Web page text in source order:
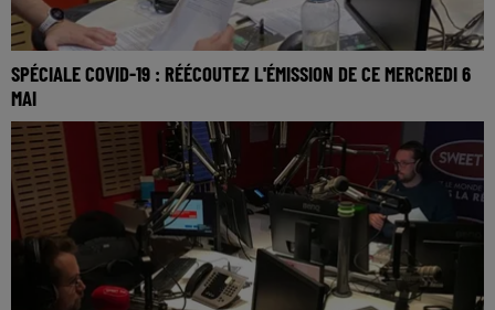
SPÉCIALE COVID-19 : RÉÉCOUTEZ L'ÉMISSION DE CE MERCREDI 6
MAI